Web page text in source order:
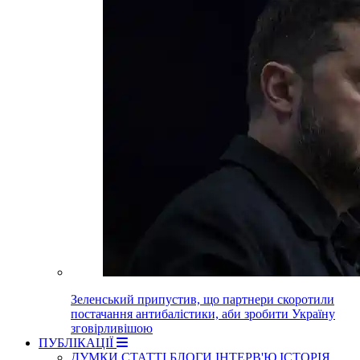
Зеленський припустив, що партнери скоротили
постачання антибалістики, аби зробити Україну
зговірливішою
ПУБЛІКАЦІЇ
ДУМКИ СТАТТІ БЛОГИ ІНТЕРВ'Ю ІСТОРІЯ